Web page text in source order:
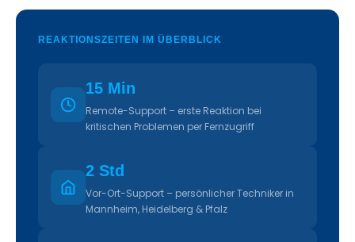
REAKTIONSZEITEN IM ÜBERBLICK
15 Min
Remote-Support – erste Reaktion bei
kritischen Problemen per Fernzugriff
2 Std
Vor-Ort-Support – persönlicher Techniker in
Mannheim, Heidelberg & Pfalz